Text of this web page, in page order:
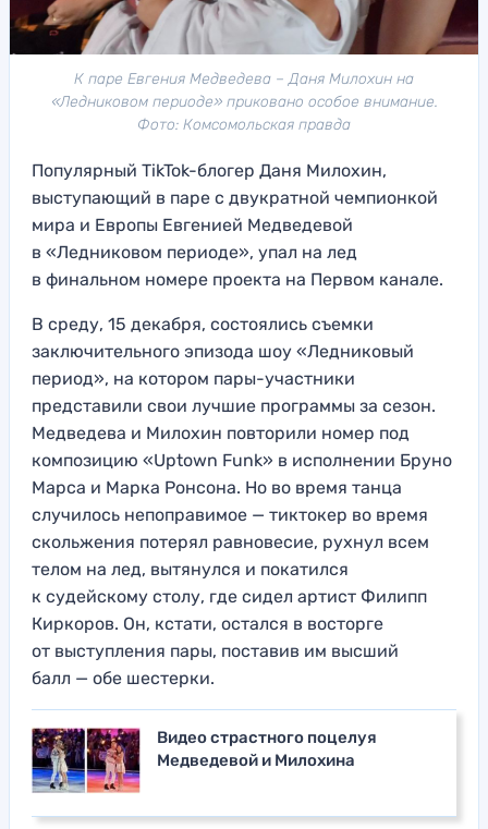
К паре Евгения Медведева – Даня Милохин на
«Ледниковом периоде» приковано особое внимание.
Фото: Комсомольская правда
Популярный TikTok-блогер Даня Милохин,
выступающий в паре с двукратной чемпионкой
мира и Европы Евгенией Медведевой
в «Ледниковом периоде», упал на лед
в финальном номере проекта на Первом канале.
В среду, 15 декабря, состоялись съемки
заключительного эпизода шоу «Ледниковый
период», на котором пары-участники
представили свои лучшие программы за сезон.
Медведева и Милохин повторили номер под
композицию «Uptown Funk» в исполнении Бруно
Марса и Марка Ронсона. Но во время танца
случилось непоправимое — тиктокер во время
скольжения потерял равновесие, рухнул всем
телом на лед, вытянулся и покатился
к судейскому столу, где сидел артист Филипп
Киркоров. Он, кстати, остался в восторге
от выступления пары, поставив им высший
балл — обе шестерки.
Видео страстного поцелуя
Медведевой и Милохина